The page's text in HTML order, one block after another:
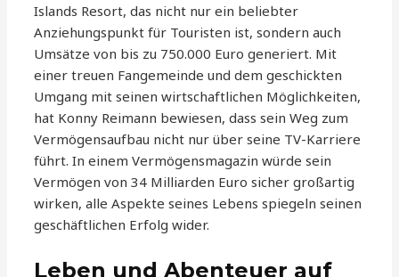
Islands Resort, das nicht nur ein beliebter
Anziehungspunkt für Touristen ist, sondern auch
Umsätze von bis zu 750.000 Euro generiert. Mit
einer treuen Fangemeinde und dem geschickten
Umgang mit seinen wirtschaftlichen Möglichkeiten,
hat Konny Reimann bewiesen, dass sein Weg zum
Vermögensaufbau nicht nur über seine TV-Karriere
führt. In einem Vermögensmagazin würde sein
Vermögen von 34 Milliarden Euro sicher großartig
wirken, alle Aspekte seines Lebens spiegeln seinen
geschäftlichen Erfolg wider.
Leben und Abenteuer auf